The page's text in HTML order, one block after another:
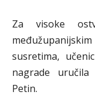
Za visoke
susretima,
nagrade
Petin.